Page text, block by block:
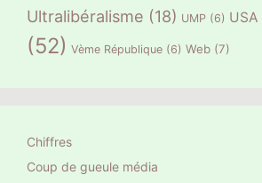
Ultralibéralisme (18) UMP (6) USA
(52) Vème République (6) Web (7)
Chiffres
Coup de gueule média